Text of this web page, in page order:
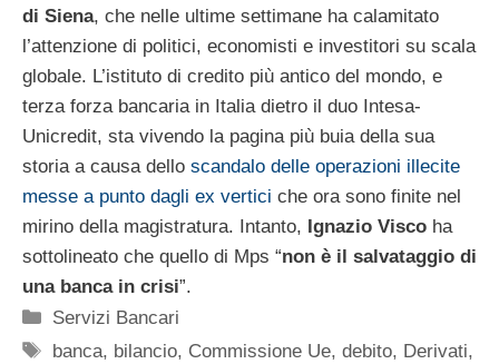
di Siena, che nelle ultime settimane ha calamitato
l’attenzione di politici, economisti e investitori su scala
globale. L’istituto di credito più antico del mondo, e
terza forza bancaria in Italia dietro il duo Intesa-
Unicredit, sta vivendo la pagina più buia della sua
storia a causa dello scandalo delle operazioni illecite
messe a punto dagli ex vertici che ora sono finite nel
mirino della magistratura. Intanto, Ignazio Visco ha
sottolineato che quello di Mps “non è il salvataggio di
una banca in crisi”.
Categorie
Servizi Bancari
Tag
banca, bilancio, Commissione Ue,debito, Derivati,